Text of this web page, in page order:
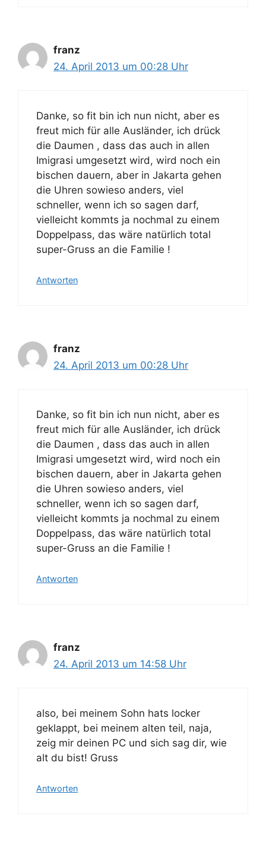
franz
24. April 2013 um 00:28 Uhr
Danke, so fit bin ich nun nicht, aber es
freut mich für alle Ausländer, ich drück
die Daumen , dass das auch in allen
Imigrasi umgesetzt wird, wird noch ein
bischen dauern, aber in Jakarta gehen
die Uhren sowieso anders, viel
schneller, wenn ich so sagen darf,
vielleicht kommts ja nochmal zu einem
Doppelpass, das wäre natürlich total
super-Gruss an die Familie !
Antworten
franz
24. April 2013 um 00:28 Uhr
Danke, so fit bin ich nun nicht, aber es
freut mich für alle Ausländer, ich drück
die Daumen , dass das auch in allen
Imigrasi umgesetzt wird, wird noch ein
bischen dauern, aber in Jakarta gehen
die Uhren sowieso anders, viel
schneller, wenn ich so sagen darf,
vielleicht kommts ja nochmal zu einem
Doppelpass, das wäre natürlich total
super-Gruss an die Familie !
Antworten
franz
24. April 2013 um 14:58 Uhr
also, bei meinem Sohn hats locker
geklappt, bei meinem alten teil, naja,
zeig mir deinen PC und sich sag dir, wie
alt du bist! Gruss
Antworten